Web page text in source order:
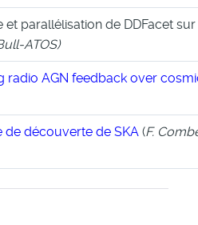
et parallélisation de DDFacet
ATOS)
radio AGN feedback over
de découverte de SKA (F.